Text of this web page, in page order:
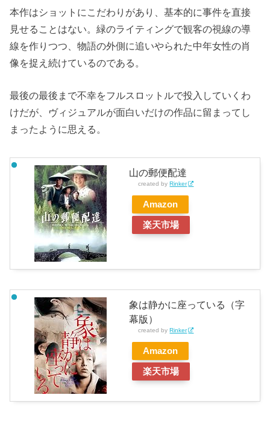
本作はショットにこだわりがあり、基本的に事件を直接
見せることはない。緑のライティングで観客の視線の導
線を作りつつ、物語の外側に追いやられた中年女性の肖
像を捉え続けているのである。
最後の最後まで不幸をフルスロットルで投入していくわ
けだが、ヴィジュアルが面白いだけの作品に留まってし
まったように思える。
山の郵便配達
created byRinker
Amazon
楽天市場
象は静かに座っている（字
幕版）
created byRinker
Amazon
楽天市場